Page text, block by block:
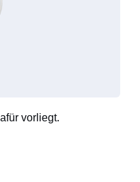
vorliegt.